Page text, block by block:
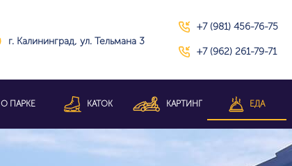
г. Калининград, ул. Тельмана 3
+7 (981) 456-76-75
+7 (962) 261-79-71
О ПАРКЕ КАТОК КАРТИНГ ЕДА